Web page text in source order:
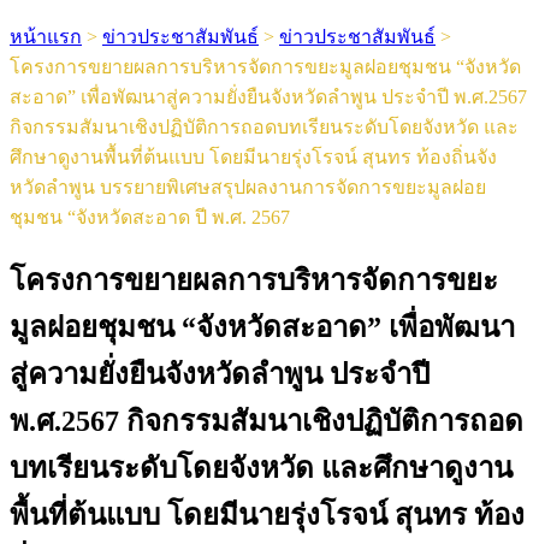
หน้าแรก > ข่าวประชาสัมพันธ์ > ข่าวประชาสัมพันธ์ >
โครงการขยายผลการบริหารจัดการขยะมูลฝอยชุมชน​ “จังหวัด​
สะอาด” เพื่อพัฒนาสู่ความยั่งยืนจังหวัดลำพูน​ ประจำปี​ พ.ศ.2567​
กิจกรรมสัมนาเชิงปฏิบัติการถอดบทเรียนระดับโดยจังหวัด และ
ศึกษาดูงานพื้นที่ต้นแบบ โดยมีนา​ยรุ่งโรจน์​ สุนทร​ ท้องถิ่นจั​ง
หวัดลำพูน​ บรรยายพิเศษสรุปผล​งานการจัดการขยะมูลฝอย
ชุมชน​ “จังหวัดสะอาด​ ปี​ พ.ศ.​ 2567​
โครงการขยายผลการบริหารจัดการขยะ
มูลฝอยชุมชน​ “จังหวัด​สะอาด” เพื่อพัฒนา
สู่ความยั่งยืนจังหวัดลำพูน​ ประจำปี​
พ.ศ.2567​ กิจกรรมสัมนาเชิงปฏิบัติการถอด
บทเรียนระดับโดยจังหวัด และศึกษาดูงาน
พื้นที่ต้นแบบ โดยมีนา​ยรุ่งโรจน์​ สุนทร​ ท้อง